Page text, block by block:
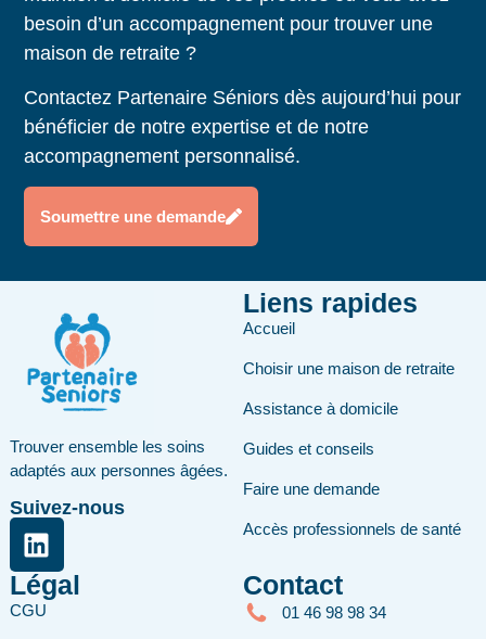
besoin d’un accompagnement pour trouver une
maison de retraite ?
Contactez Partenaire Séniors dès aujourd’hui pour
bénéficier de notre expertise et de notre
accompagnement personnalisé.
Soumettre une demande
Trouver ensemble les soins
adaptés aux personnes âgées.
Suivez-nous
Liens rapides
Accueil
Choisir une maison de retraite
Assistance à domicile
Guides et conseils
Faire une demande
Accès professionnels de santé
Légal
CGU
Contact
01 46 98 98 34